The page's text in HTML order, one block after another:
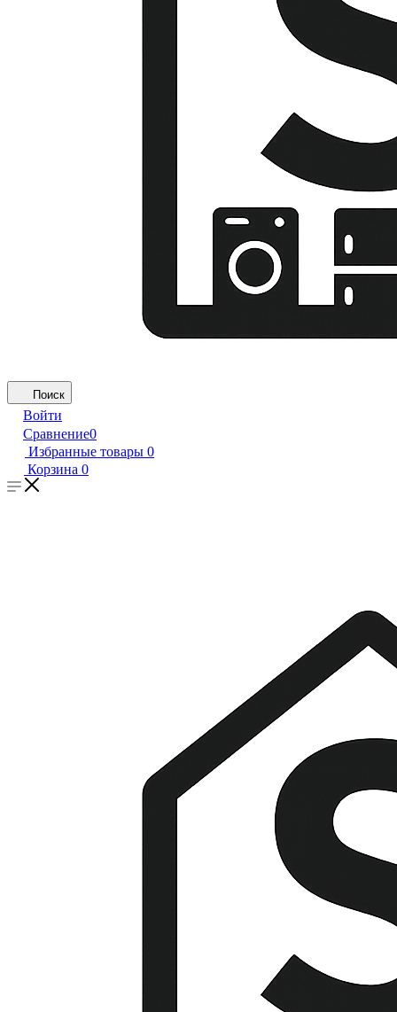
Поиск
Войти
Сравнение0
Избранные товары 0
Корзина 0